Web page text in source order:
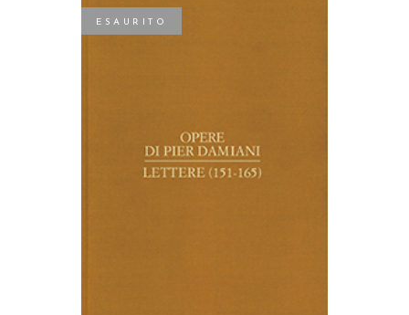
ESAURITO
LEGGI TUTTO